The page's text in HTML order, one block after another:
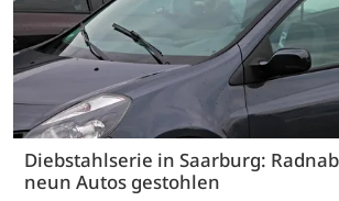
Diebstahlserie in Saarburg:
neun Autos gestohlen